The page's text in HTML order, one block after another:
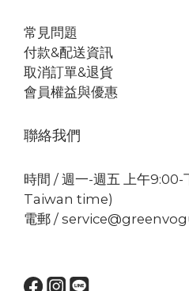
常見問題
付款&配送資訊
取消訂單&退貨
會員權益與優惠
聯絡我們
時間 / 週一-週五 上午
Taiwan time)
電郵 /